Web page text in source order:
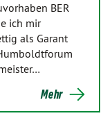
BER
ich mir
als Garant
Mehr